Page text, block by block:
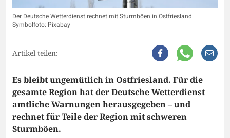
Der Deutsche Wetterdienst rechnet mit Sturmböen in Ostfriesland.
Symbolfoto: Pixabay
Artikel teilen:
Es bleibt ungemütlich in Ostfriesland. Für die
gesamte Region hat der Deutsche Wetterdienst
amtliche Warnungen herausgegeben – und
rechnet für Teile der Region mit schweren
Sturmböen.